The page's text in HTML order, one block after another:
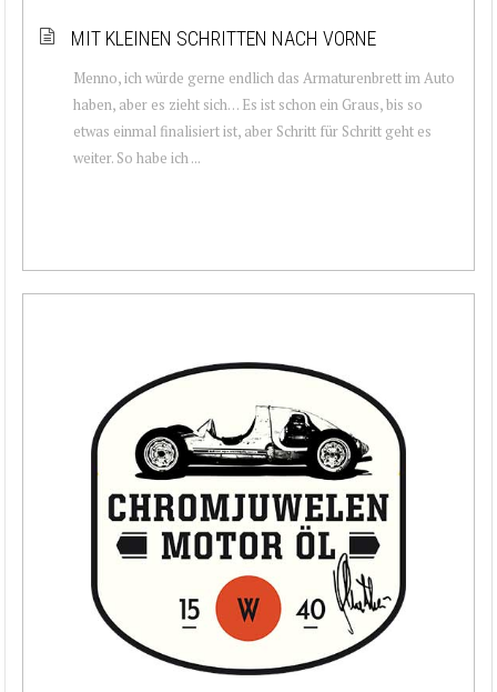
MIT KLEINEN SCHRITTEN NACH VORNE
Menno, ich würde gerne endlich das Armaturenbrett im Auto
haben, aber es zieht sich… Es ist schon ein Graus, bis so
etwas einmal finalisiert ist, aber Schritt für Schritt geht es
weiter. So habe ich ...